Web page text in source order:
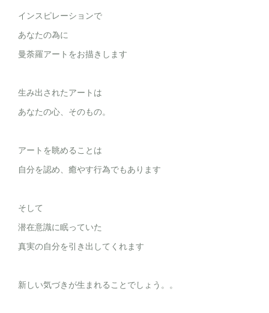
インスピレーションで
あなたの為に
曼荼羅アートをお描きします
生み出されたアートは
あなたの心、そのもの。
アートを眺めることは
自分を認め、癒やす行為でもあります
そして
潜在意識に眠っていた
真実の自分を引き出してくれます
新しい気づきが生まれることでしょう。。